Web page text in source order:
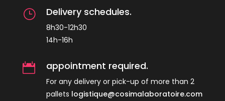
} Delivery schedules.
8h30-12h30
14h-16h
 appointment required.
For any delivery or pick-up of more than 2
pallets logistique@cosimalaboratoire.com